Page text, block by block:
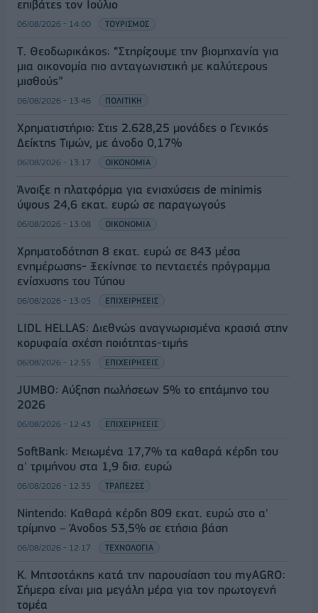
επιβάτες τον Ιούλιο
06/08/2026 - 14:00 ΤΟΥΡΙΣΜΟΣ
Τ. Θεοδωρικάκος: “Στηρίζουμε την βιομηχανία για
μια οικονομία πιο ανταγωνιστική με καλύτερους
μισθούς”
06/08/2026 - 13:46 ΠΟΛΙΤΙΚΗ
Χρηματιστήριο: Στις 2.628,25 μονάδες ο Γενικός
Δείκτης Τιμών, με άνοδο 0,17%
06/08/2026 - 13:17 ΟΙΚΟΝΟΜΙΑ
Άνοιξε η πλατφόρμα για ενισχύσεις de minimis
ύψους 24,6 εκατ. ευρώ σε παραγωγούς
06/08/2026 - 13:08 ΟΙΚΟΝΟΜΙΑ
Χρηματοδότηση 8 εκατ. ευρώ σε 843 μέσα
ενημέρωσης- Ξεκίνησε το πενταετές πρόγραμμα
ενίσχυσης του Τύπου
06/08/2026 - 13:05 ΕΠΙΧΕΙΡΗΣΕΙΣ
LIDL HELLAS: Διεθνώς αναγνωρισμένα κρασιά στην
κορυφαία σχέση ποιότητας-τιμής
06/08/2026 - 12:55 ΕΠΙΧΕΙΡΗΣΕΙΣ
JUMBO: Αύξηση πωλήσεων 5% το επτάμηνο του
2026
06/08/2026 - 12:43 ΕΠΙΧΕΙΡΗΣΕΙΣ
SoftBank: Μειωμένα 17,7% τα καθαρά κέρδη του
α' τριμήνου στα 1,9 δισ. ευρώ
06/08/2026 - 12:35 ΤΡΑΠΕΖΕΣ
Nintendo: Καθαρά κέρδη 809 εκατ. ευρώ στο α'
τρίμηνο – Άνοδος 53,5% σε ετήσια βάση
06/08/2026 - 12:17 ΤΕΧΝΟΛΟΓΙΑ
Κ. Μητσοτάκης κατά την παρουσίαση του myAGRO:
Σήμερα είναι μια μεγάλη μέρα για τον πρωτογενή
τομέα